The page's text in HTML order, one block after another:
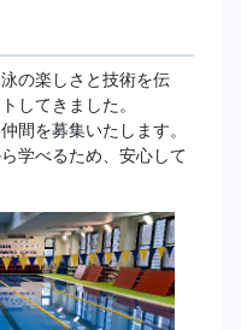
の楽しさと技術を伝
してきました。
間を募集いたします。
学べるため、安心して